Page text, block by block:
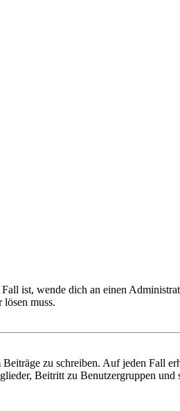
ist, wende dich an einen
muss.
zu schreiben. Auf jeden Fall
Beitritt zu Benutzergruppen